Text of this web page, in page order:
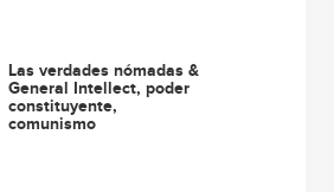
Las verdades nómadas &
General Intellect, poder
constituyente,
comunismo